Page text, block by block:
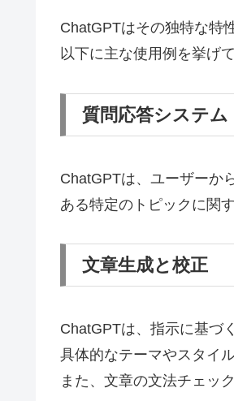
ChatGPTはその独特な特
以下に主な使用例を挙げ
質問応答システム
ChatGPTは、ユーザーか
ある特定のトピックに関
文章生成と校正
ChatGPTは、指示に基づ
具体的なテーマやスタイ
また、文章の文法チェッ